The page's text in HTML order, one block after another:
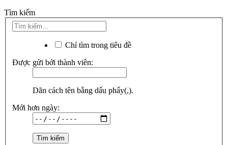
Tìm kiếm
Chỉ tìm trong tiêu đề
Được gửi bởi thành viên:
Dãn cách tên bằng dấu phẩy(,).
Mới hơn ngày: